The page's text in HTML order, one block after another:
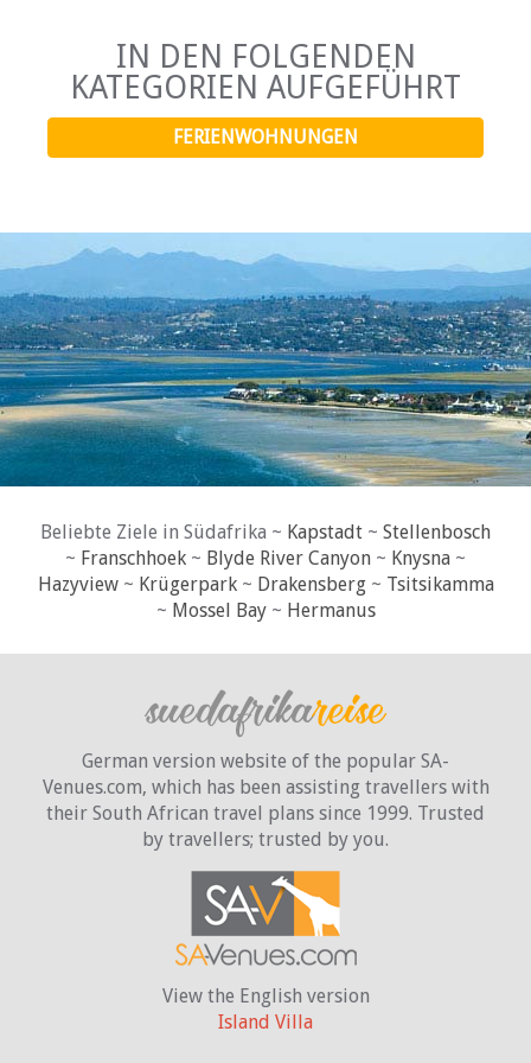
IN DEN FOLGENDEN
KATEGORIEN AUFGEFÜHRT
FERIENWOHNUNGEN
Beliebte Ziele in Südafrika ~ Kapstadt ~ Stellenbosch
~ Franschhoek ~ Blyde River Canyon ~ Knysna ~
Hazyview~ Krügerpark~ Drakensberg~ Tsitsikamma
~ Mossel Bay~ Hermanus
German version website of the popular SA-
Venues.com, which has been assisting travellers with
their South African travel plans since 1999. Trusted
by travellers; trusted by you.
View the English version
Island Villa